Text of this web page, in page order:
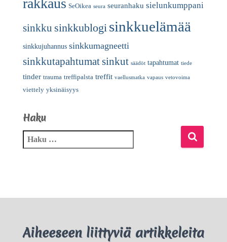
SeOikea seura seuranhaku sielunkumppani
sinkku sinkkublogi sinkkuelämää
sinkkujuhannus sinkkumagneetti
sinkkutapahtumatsinkut säädöt tapahtumat tiede
tinder trauma treffipalsta treffit vaellusmatka vapaus vetovoima
viettely yksinäisyys
Haku
Aiheeseen liittyviä artikkeleita